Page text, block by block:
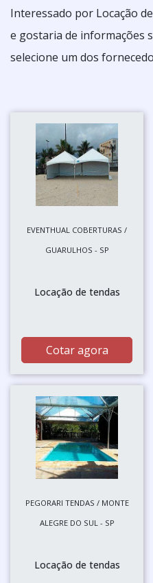
Interessado por Locação
e gostaria de informações
selecione um dos
EVENTHUAL COBERTURAS /
GUARULHOS - SP
Locação de tendas
Cotar agora
PEGORARI TENDAS / MONTE
ALEGRE DO SUL - SP
Locação de tendas